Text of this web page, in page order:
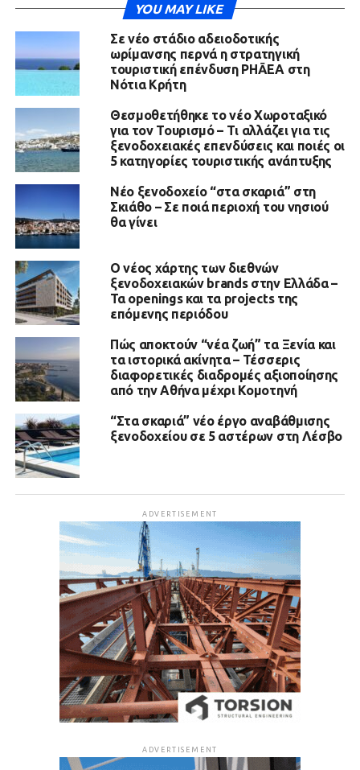
YOU MAY LIKE
Σε νέο στάδιο αδειοδοτικής
ωρίμανσης περνά η στρατηγική
τουριστική επένδυση PHĀEA στη
Νότια Κρήτη
Θεσμοθετήθηκε το νέο Χωροταξικό
για τον Τουρισμό – Τι αλλάζει για τις
ξενοδοχειακές επενδύσεις και ποιές οι
5 κατηγορίες τουριστικής ανάπτυξης
Νέο ξενοδοχείο “στα σκαριά” στη
Σκιάθο – Σε ποιά περιοχή του νησιού
θα γίνει
Ο νέος χάρτης των διεθνών
ξενοδοχειακών brands στην Ελλάδα –
Τα openings και τα projects της
επόμενης περιόδου
Πώς αποκτούν “νέα ζωή” τα Ξενία και
τα ιστορικά ακίνητα – Τέσσερις
διαφορετικές διαδρομές αξιοποίησης
από την Αθήνα μέχρι Κομοτηνή
“Στα σκαριά” νέο έργο αναβάθμισης
ξενοδοχείου σε 5 αστέρων στη Λέσβο
ADVERTISEMENT
ADVERTISEMENT